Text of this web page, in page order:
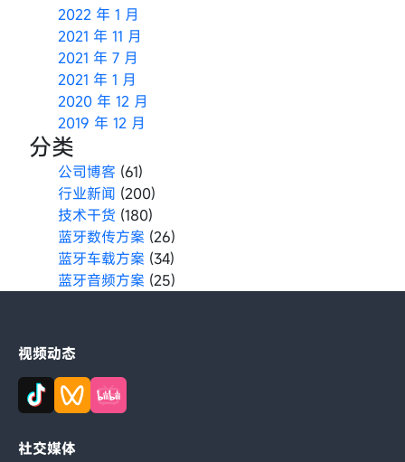
2022 年 1 月
2021 年 11 月
2021 年 7 月
2021 年 1 月
2020 年 12 月
2019 年 12 月
分类
公司博客 (61)
行业新闻 (200)
技术干货 (180)
蓝牙数传方案 (26)
蓝牙车载方案 (34)
蓝牙音频方案 (25)
视频动态
社交媒体